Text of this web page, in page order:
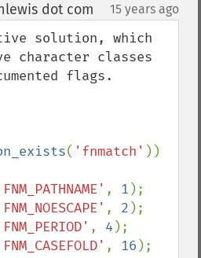
dot com 15 years ago
solution, which
character classes
flags.
( 'fnmatch' ))
, 1 );
, 2 );
, 4 );
, 16 );